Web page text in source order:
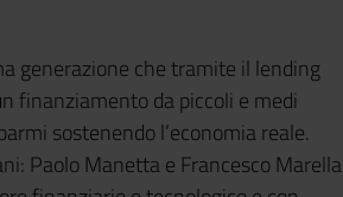
generazione che tramite il lending
finanziamento da piccoli e medi
sostenendo l’economia reale.
Paolo Manetta e Francesco Marella